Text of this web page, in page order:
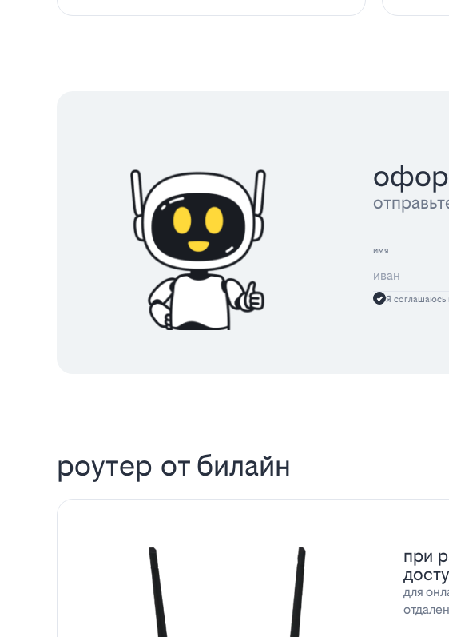
имя
Я соглашаюсь
роутер от билайн
при
для